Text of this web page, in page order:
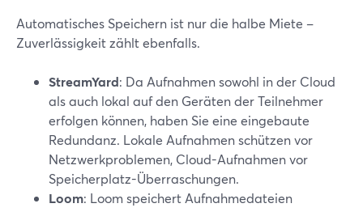
Automatisches Speichern ist nur die halbe Miete –
Zuverlässigkeit zählt ebenfalls.
StreamYard: Da Aufnahmen sowohl in der Cloud
als auch lokal auf den Geräten der Teilnehmer
erfolgen können, haben Sie eine eingebaute
Redundanz. Lokale Aufnahmen schützen vor
Netzwerkproblemen, Cloud-Aufnahmen vor
Speicherplatz-Überraschungen.
Loom: Loom speichert Aufnahmedateien